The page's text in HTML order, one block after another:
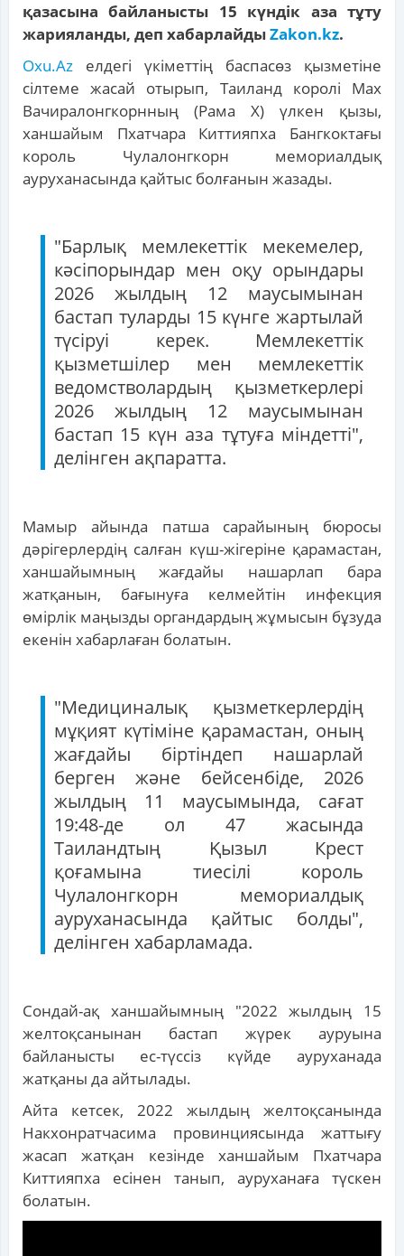
қазасына байланысты 15 күндік аза тұту
жарияланды, деп хабарлайдыZakon.kz.
Oxu.Az елдегі үкіметтің баспасөз қызметіне
сілтеме жасай отырып, Таиланд королі Мах
Вачиралонгкорнның (Рама Х) үлкен қызы,
ханшайым Пхатчара Киттияпха Бангкоктағы
король Чулалонгкорн мемориалдық
ауруханасында қайтыс болғанын жазады.
"Барлық мемлекеттік мекемелер,
кәсіпорындар мен оқу орындары
2026 жылдың 12 маусымынан
бастап туларды 15 күнге жартылай
түсіруі керек. Мемлекеттік
қызметшілер мен мемлекеттік
ведомстволардың қызметкерлері
2026 жылдың 12 маусымынан
бастап 15 күн аза тұтуға міндетті",
делінген ақпаратта.
Мамыр айында патша сарайының бюросы
дәрігерлердің салған күш-жігеріне қарамастан,
ханшайымның жағдайы нашарлап бара
жатқанын, бағынуға келмейтін инфекция
өмірлік маңызды органдардың жұмысын бұзуда
екенін хабарлаған болатын.
"Медициналық қызметкерлердің
мұқият күтіміне қарамастан, оның
жағдайы біртіндеп нашарлай
берген және бейсенбіде, 2026
жылдың 11 маусымында, сағат
19:48-де ол 47 жасында
Таиландтың Қызыл Крест
қоғамына тиесілі король
Чулалонгкорн мемориалдық
ауруханасында қайтыс болды",
делінген хабарламада.
Сондай-ақ ханшайымның "2022 жылдың 15
желтоқсанынан бастап жүрек ауруына
байланысты ес-түссіз күйде ауруханада
жатқаны да айтылады.
Айта кетсек, 2022 жылдың желтоқсанында
Накхонратчасима провинциясында жаттығу
жасап жатқан кезінде ханшайым Пхатчара
Киттияпха есінен танып, ауруханаға түскен
болатын.